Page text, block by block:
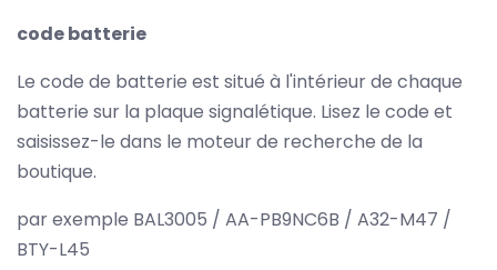
code batterie
Le code de batterie est situé à l'intérieur de chaque
batterie sur la plaque signalétique. Lisez le code et
saisissez-le dans le moteur de recherche de la
boutique.
par exemple BAL3005 / AA-PB9NC6B / A32-M47 /
BTY-L45